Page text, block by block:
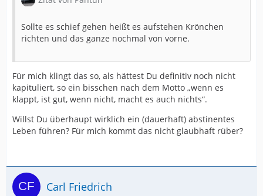
Sollte es schief gehen heißt es aufstehen Krönchen
richten und das ganze nochmal von vorne.
Für mich klingt das so, als hättest Du definitiv noch nicht
kapituliert, so ein bisschen nach dem Motto „wenn es
klappt, ist gut, wenn nicht, macht es auch nichts“.
Willst Du überhaupt wirklich ein (dauerhaft) abstinentes
Leben führen? Für mich kommt das nicht glaubhaft rüber?
Carl Friedrich